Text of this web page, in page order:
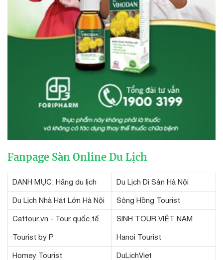
Fanpage Sàn Online Du Lịch
DANH MỤC: Hãng du lịch Du Lịch Di Sản Hà Nội
Du Lịch Nhà Hát Lớn Hà Nội Sông Hồng Tourist
Cattour.vn - Tour quốc tế SINH TOUR VIỆT NAM
Tourist by P Hanoi Tourist
Homey Tourist DuLichViet